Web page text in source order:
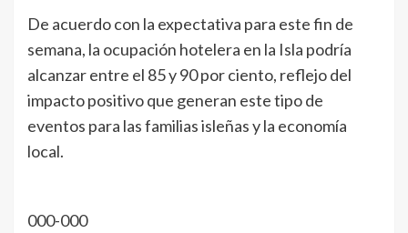
De acuerdo con la expectativa para este fin de
semana, la ocupación hotelera en la Isla podría
alcanzar entre el 85 y 90 por ciento, reflejo del
impacto positivo que generan este tipo de
eventos para las familias isleñas y la economía
local.
000-000